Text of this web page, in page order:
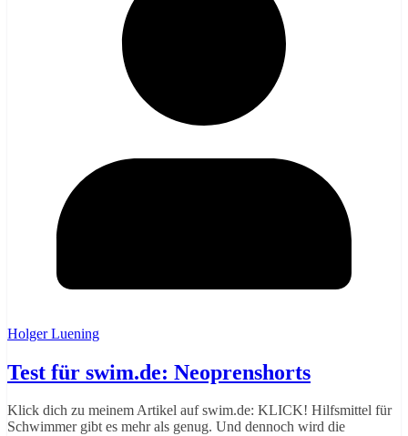
Holger Luening
Test für swim.de: Neoprenshorts
Klick dich zu meinem Artikel auf swim.de: KLICK! Hilfsmittel für
Schwimmer gibt es mehr als genug. Und dennoch wird die